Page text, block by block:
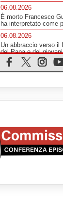
06.08.2026
È morto Francesco
ha interpretato come
06.08.2026
Un abbraccio verso il
del Papa e dei
06.08.2026
Il grazie dei giovani
Leone XIV: la
06.08.2026
Fra Marco Vianelli:
Francesco per
pace